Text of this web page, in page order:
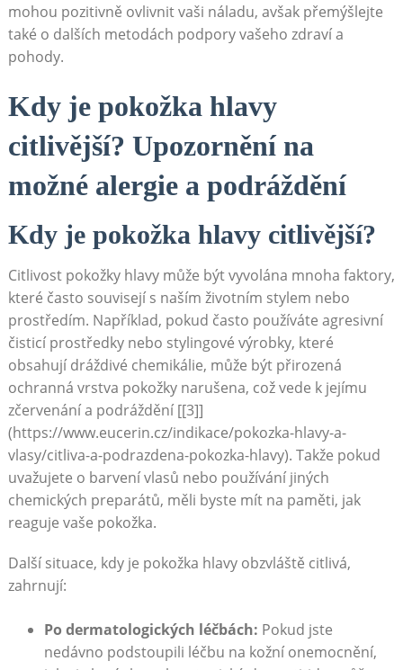
mohou⁣ pozitivně‍ ovlivnit ​vaši náladu, avšak přemýšlejte
⁢také⁤ o ‌dalších metodách⁤ podpory vašeho ‌zdraví ‍a
pohody.
Kdy je pokožka ​hlavy​
citlivější? Upozornění na​
možné⁢ alergie a podráždění
Kdy je pokožka hlavy citlivější?
Citlivost‍ pokožky⁤ hlavy může‌ být vyvolána mnoha faktory,
které často‌ souvisejí s ‍naším životním stylem nebo
‍prostředím. Například, pokud často používáte agresivní
čisticí prostředky ⁣nebo stylingové​ výrobky, které
obsahují dráždivé chemikálie, může⁤ být přirozená
ochranná vrstva pokožky narušena,‍ což vede ‌k jejímu
zčervenání⁢ a podráždění‍ [[3]]
(https://www.eucerin.cz/indikace/pokozka-hlavy-a-
vlasy/citliva-a-podrazdena-pokozka-hlavy). Takže pokud
uvažujete o⁣ barvení vlasů nebo používání jiných
chemických preparátů, měli byste mít‍ na paměti, jak
reaguje vaše‌ pokožka.
Další situace, kdy je pokožka hlavy ‌obzvláště citlivá,
zahrnují:
Po dermatologických‍ léčbách: Pokud jste
nedávno podstoupili léčbu⁢ na kožní onemocnění, ​